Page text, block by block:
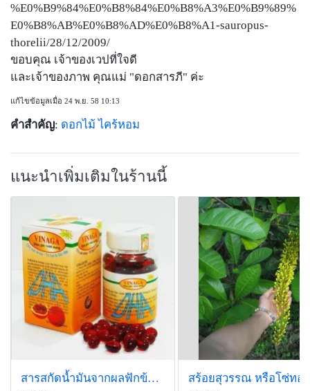
%E0%B9%84%E0%B8%84%E0%B8%A3%E0%B9%89%
E0%B8%AB%E0%B8%AD%E0%B8%A1-sauropus-
thorelii/28/12/2009/
ขอบคุณ เจ้าของเวปที่ใจดี
และเจ้าของภาพ คุณแม่ "ดอกสารภี" ค่ะ
แก้ไขข้อมูลเมื่อ 24 พ.ย. 58 10:13
คำสำคัญ: ดอกไม้ ไคร้หอม
แนะนำเพิ่มเติมในร้านนี้
สารสกัดน้ำมันจากผลฟักข้าวพันธุ์เวียดนาม ในแคปซูล สร้อยสุวรรณ หรือโซ่ทอง